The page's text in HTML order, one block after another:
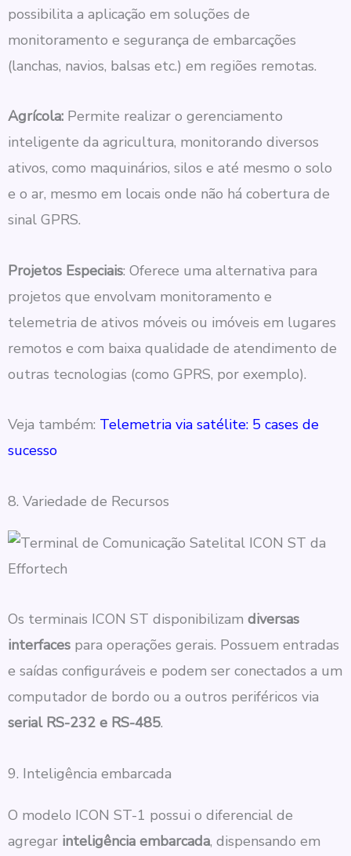
possibilita a aplicação em soluções de
monitoramento e segurança de embarcações
(lanchas, navios, balsas etc.) em regiões remotas.
Agrícola: Permite realizar o gerenciamento
inteligente da agricultura, monitorando diversos
ativos, como maquinários, silos e até mesmo o solo
e o ar, mesmo em locais onde não há cobertura de
sinal GPRS.
Projetos Especiais: Oferece uma alternativa para
projetos que envolvam monitoramento e
telemetria de ativos móveis ou imóveis em lugares
remotos e com baixa qualidade de atendimento de
outras tecnologias (como GPRS, por exemplo).
Veja também: Telemetria via satélite: 5 cases de
sucesso
8. Variedade de Recursos
Os terminais ICON ST disponibilizam diversas
interfaces para operações gerais. Possuem entradas
e saídas configuráveis e podem ser conectados a um
computador de bordo ou a outros periféricos via
serial RS-232 e RS-485.
9. Inteligência embarcada
O modelo ICON ST-1 possui o diferencial de
agregar inteligência embarcada, dispensando em